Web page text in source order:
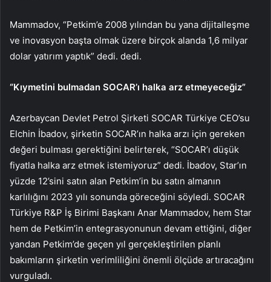
Mammadov, “Petkim’e 2008 yılından bu yana dijitalleşme
ve inovasyon başta olmak üzere birçok alanda 1,6 milyar
dolar yatırım yaptık” dedi. dedi.
“Kıymetini bulmadan SOCAR’ı halka arz etmeyeceğiz”
Azerbaycan Devlet Petrol Şirketi SOCAR Türkiye CEO’su
Elchin İbadov, şirketin SOCAR’ın halka arzı için gereken
değeri bulması gerektiğini belirterek, “SOCAR’ı düşük
fiyatla halka arz etmek istemiyoruz” dedi. İbadov, Star’ın
yüzde 12’sini satın alan Petkim’in bu satın almanın
karlılığını 2023 yılı sonunda göreceğini söyledi. SOCAR
Türkiye R&P İş Birimi Başkanı Anar Mammadov, hem Star
hem de Petkim’in entegrasyonunun devam ettiğini, diğer
yandan Petkim’de geçen yıl gerçekleştirilen planlı
bakımların şirketin verimliliğini önemli ölçüde artıracağını
vurguladı.